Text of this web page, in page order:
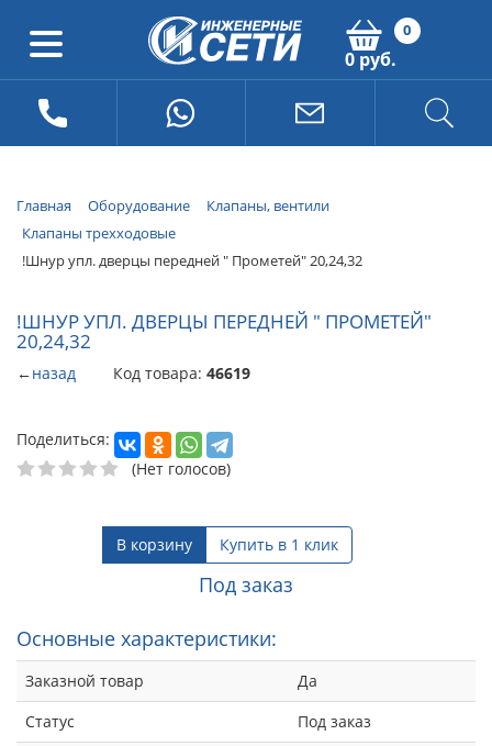
0
0 руб.
Главная Оборудование
Клапаны, вентили
Клапаны трехходовые
!Шнур упл. дверцы передней " Прометей" 20,24,32
!ШНУР УПЛ. ДВЕРЦЫ ПЕРЕДНЕЙ " ПРОМЕТЕЙ"
20,24,32
←назад Код товара: 46619
Поделиться:
(Нет голосов)
В корзину Купить в 1 клик
Под заказ
Основные характеристики:
Заказной товар
Да
Статус
Под заказ